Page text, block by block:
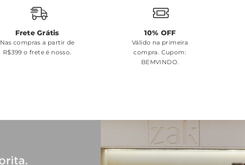
Frete Grátis
Nas compras a partir de
R$399 o frete é nosso.
10% OFF
Válido na primeira
compra. Cupom:
BEMVINDO.